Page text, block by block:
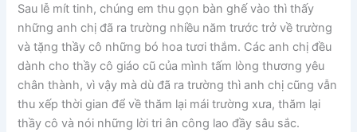
Sau lễ mít tinh, chúng em thu gọn bàn ghế vào thì thấy
những anh chị đã ra trường nhiều năm trước trở về trường
và tặng thầy cô những bó hoa tươi thắm. Các anh chị đều
dành cho thầy cô giáo cũ của mình tấm lòng thương yêu
chân thành, vì vậy mà dù đã ra trường thì anh chị cũng vẫn
thu xếp thời gian để về thăm lại mái trường xưa, thăm lại
thầy cô và nói những lời tri ân công lao đầy sâu sắc.